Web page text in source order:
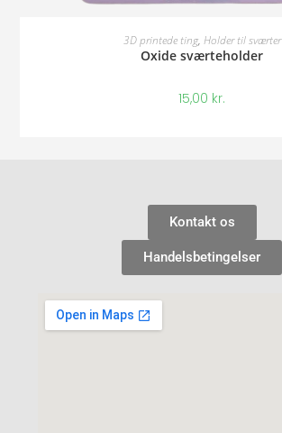
3D printede ting, Holder til sværter
Oxide sværteholder
15,00 kr.
Kontakt os
Handelsbetingelser